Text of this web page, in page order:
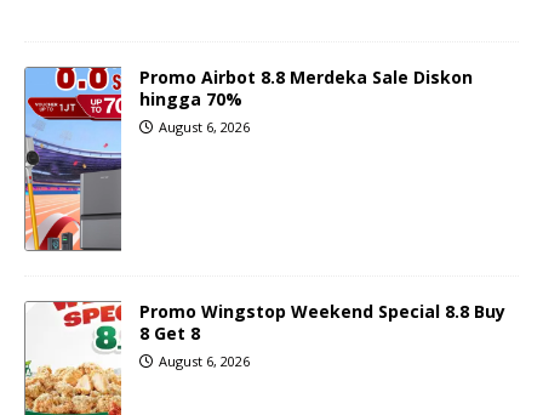
Promo Airbot 8.8 Merdeka Sale Diskon
hingga 70%
August 6, 2026
Promo Wingstop Weekend Special 8.8 Buy
8 Get 8
August 6, 2026